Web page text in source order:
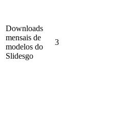
Downloads
mensais de
modelos do
Slidesgo
3